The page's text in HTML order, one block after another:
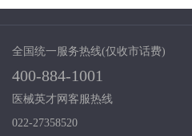
全国统一服务热线(仅收市话费)
400-884-1001
医械英才网客服热线
022-27358520